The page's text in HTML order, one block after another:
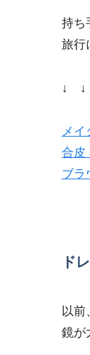
持ち
旅行
↓ ↓
メ
合皮
ブラ
ド
以前
鏡が